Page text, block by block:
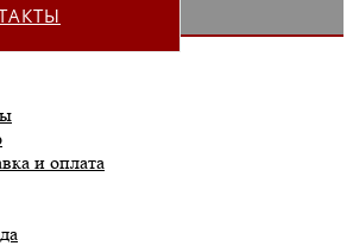
и оплата